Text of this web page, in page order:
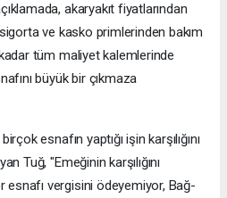
akaryakıt fiyatlarından
ve kasko primlerinden bakım
tüm maliyet kalemlerinde
büyük bir çıkmaza
esnafın yaptığı işin karşılığını
Tuğ, "Emeğinin karşılığını
esnafı vergisini ödeyemiyor, Bağ-